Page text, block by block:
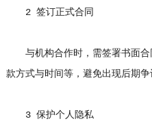
2 签订正式合同
与机构合作时，需签署书面合
款方式与时间等，避免出现后期争
3 保护个人隐私